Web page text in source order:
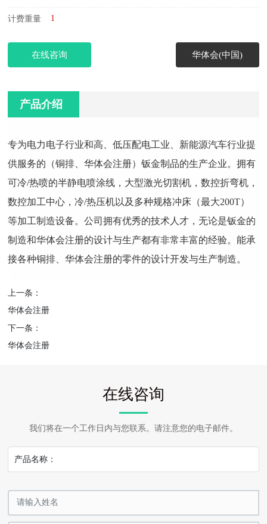
计费重量 1
在线咨询 华体会(中国)
产品介绍
专为电力电子行业和高、低压配电工业、新能源汽车行业提
供服务的（铜排、华体会注册）钣金制品的生产企业。拥有
可冷/热喷的半静电喷涂线，大型激光切割机，数控折弯机，
数控加工中心，冷/热压机以及多种规格冲床（最大200T）
等加工制造设备。公司拥有优秀的技术人才，无论是钣金的
制造和华体会注册的设计与生产都有非常丰富的经验。能承
接各种铜排、华体会注册的零件的设计开发与生产制造。
上一条：
华体会注册
下一条：
华体会注册
在线咨询
我们将在一个工作日内与您联系。请注意您的电子邮件。
产品名称：